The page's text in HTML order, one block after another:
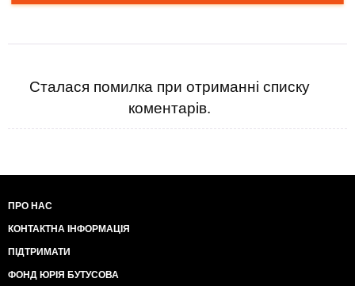
Сталася помилка при отриманні списку
коментарів.
ПРО НАС
КОНТАКТНА ІНФОРМАЦІЯ
ПІДТРИМАТИ
ФОНД ЮРІЯ БУТУСОВА